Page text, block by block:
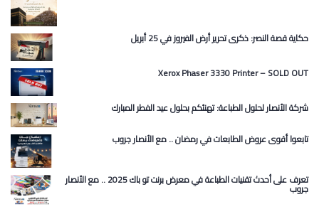
حكاية قصة النصر: ذكرى تحرير أرض الفيروز في 25 أبريل
Xerox Phaser 3330 Printer – SOLD OUT
شركة الأنصار لحلول الطباعة: تهنئكم بحلول عيد الفطر المبارك
تابعوا أقوى عروض الطابعات في رمضان .. مع الأنصار جروب
تعرف على أحدث تقنيات الطباعة في معرض برنت تو باك 2025 .. مع الأنصار
جروب